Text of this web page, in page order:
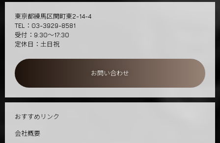
東京都練馬区関町東2-14-4
TEL：03-3929-8581
受付：9:30～17:30
定休日：土日祝
お問い合わせ
おすすめリンク
会社概要